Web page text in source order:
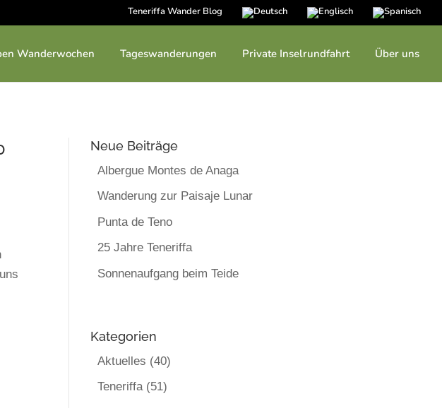
Teneriffa Wander Blog
Wanderwochen Tageswanderungen Private Inselrundfahrt Über uns
Neue Beiträge
Albergue Montes de Anaga
Wanderung zur Paisaje Lunar
Punta de Teno
25 Jahre Teneriffa
Sonnenaufgang beim Teide
Kategorien
Aktuelles (40)
Teneriffa(51)